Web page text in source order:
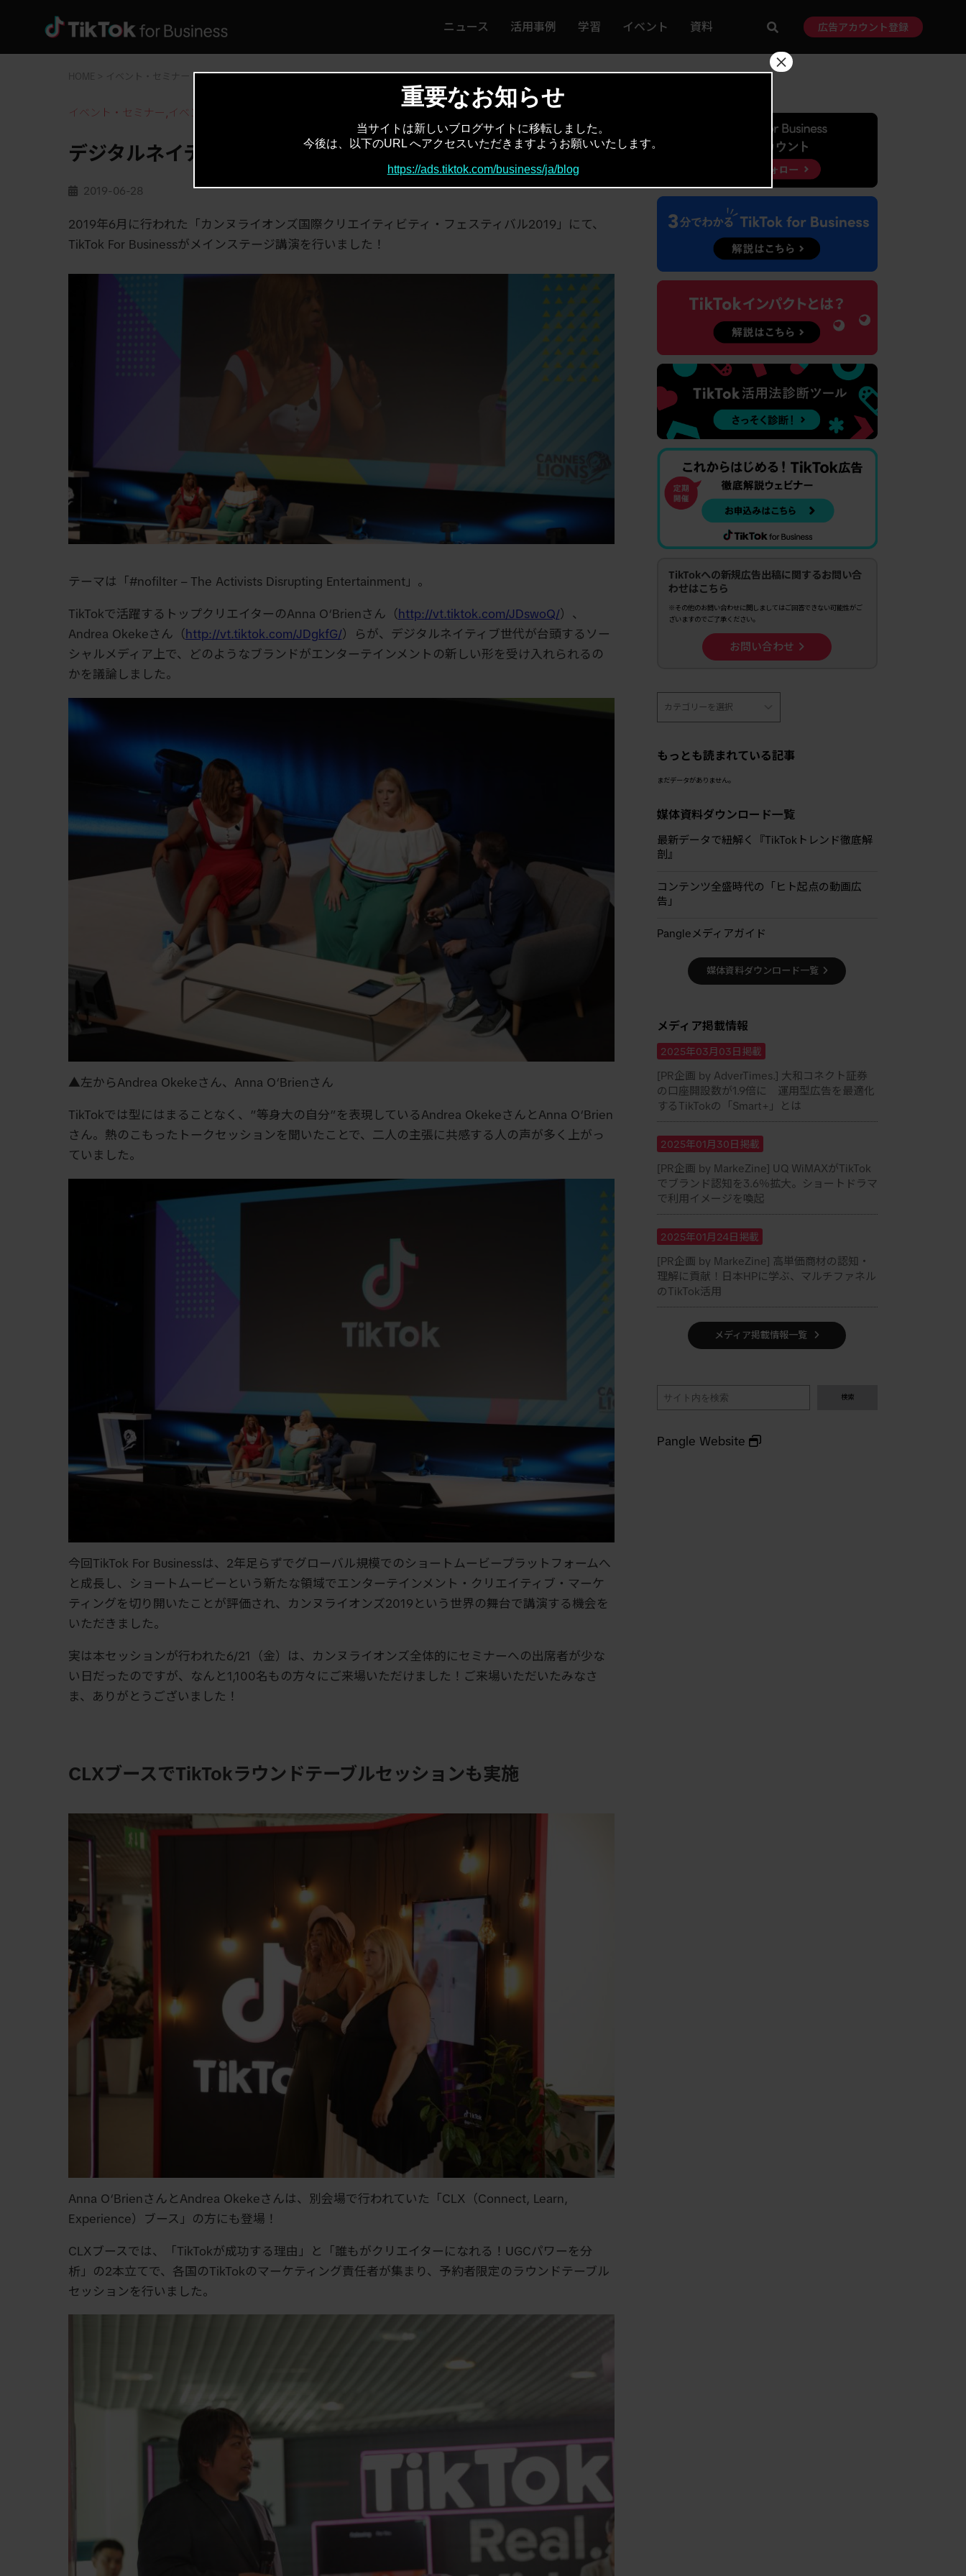
ニュース 活用事例 学習 イベント 資料 広告アカウント登録
HOME イベント・セミナー
イベント・セミナー , イベントレポート
デジタルネイティブ世代にとってエンターテインメントとは？
2019-06-28
2019年6月に行われた「カンヌライオンズ国際クリエイティビティ・フェスティバル2019」にて、
TikTok For Businessがメインステージ講演を行いました！
テーマは「#nofilter – The Activists Disrupting Entertainment」。
TikTokで活躍するトップクリエイターのAnna O‘Brienさん（ http://vt.tiktok.com/JDswoQ/）、
Andrea Okekeさん（ http://vt.tiktok.com/JDgkfG/）らが、デジタルネイティブ世代が台頭するソー
シャルメディア上で、どのようなブランドがエンターテインメントの新しい形を受け入れられるの
かを議論しました。
▲左からAndrea Okekeさん、Anna O‘Brienさん
TikTokでは型にはまることなく、”等身大の自分”を表現しているAndrea OkekeさんとAnna O‘Brien
さん。熱のこもったトークセッションを聞いたことで、二人の主張に共感する人の声が多く上がっ
ていました。
今回TikTok For Businessは、2年足らずでグローバル規模でのショートムービープラットフォームへ
と成長し、ショートムービーという新たな領域でエンターテインメント・クリエイティブ・マーケ
ティングを切り開いたことが評価され、カンヌライオンズ2019という世界の舞台で講演する機会を
いただきました。
実は本セッションが行われた6/21（金）は、カンヌライオンズ全体的にセミナーへの出席者が少な
い日だったのですが、なんと1,100名もの方々にご来場いただけました！ご来場いただいたみなさ
ま、ありがとうございました！
CLXブースでTikTokラウンドテーブルセッションも実施
Anna O‘BrienさんとAndrea Okekeさんは、別会場で行われていた「CLX（Connect, Learn,
Experience）ブース」の方にも登場！
CLXブースでは、「TikTokが成功する理由」と「誰もがクリエイターになれる！UGCパワーを分
析」の2本立てで、各国のTikTokのマーケティング責任者が集まり、予約者限定のラウンドテーブル
セッションを行いました。
TikTokへの新規広告出稿に関するお問い合
わせはこちら
※その他のお問い合わせに関しましてはご回答できない可能性がご
ざいますのでご了承ください。
お問い合わせ
もっとも読まれている記事
まだデータがありません。
媒体資料ダウンロード一覧
最新データで紐解く『TikTokトレンド徹底解
剖』
コンテンツ全盛時代の「ヒト起点の動画広
告」
Pangleメディアガイド
媒体資料ダウンロード一覧
メディア掲載情報
2025年03月03日掲載
[PR企画 by AdverTimes.] 大和コネクト証券
の口座開設数が1.9倍に 運用型広告を最適化
するTikTokの「Smart+」とは
2025年01月30日掲載
[PR企画 by MarkeZine] UQ WiMAXがTikTok
でブランド認知を3.6％拡大。ショートドラマ
で利用イメージを喚起
2025年01月24日掲載
[PR企画 by MarkeZine] 高単価商材の認知・
理解に貢献！日本HPに学ぶ、マルチファネル
のTikTok活用
メディア掲載情報一覧
検索
Pangle Website
重要なお知らせ
当サイトは新しいブログサイトに移転しました。
今後は、以下のURL へアクセスいただきますようお願いいたします。
https://ads.tiktok.com/business/ja/blog
×